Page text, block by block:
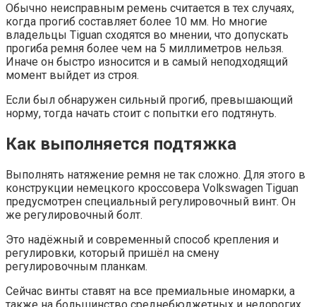
Обычно неисправным ремень считается в тех случаях,
когда прогиб составляет более 10 мм. Но многие
владельцы Tiguan сходятся во мнении, что допускать
прогиба ремня более чем на 5 миллиметров нельзя.
Иначе он быстро износится и в самый неподходящий
момент выйдет из строя.
Если был обнаружен сильный прогиб, превышающий
норму, тогда начать стоит с попытки его подтянуть.
Как выполняется подтяжка
Выполнять натяжение ремня не так сложно. Для этого в
конструкции немецкого кроссовера Volkswagen Tiguan
предусмотрен специальный регулировочный винт. Он
же регулировочный болт.
Это надёжный и современный способ крепления и
регулировки, который пришёл на смену
регулировочным планкам.
Сейчас винты ставят на все премиальные иномарки, а
также на большинство среднебюджетных и недорогих